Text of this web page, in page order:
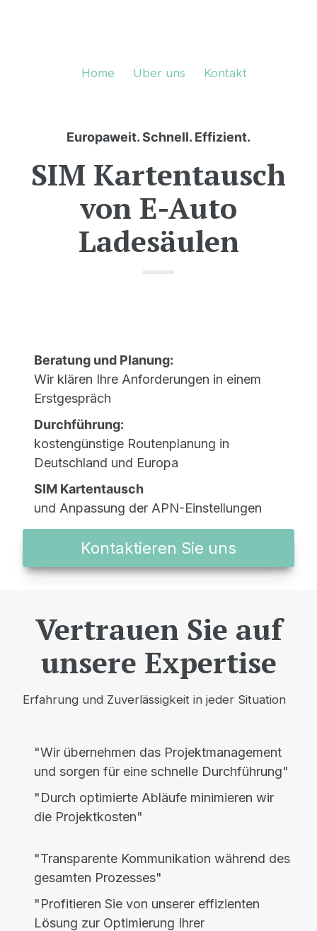
Home Über uns Kontakt
Europaweit. Schnell. Effizient.
SIM Kartentausch
von E-Auto
Ladesäulen
Beratung und Planung:
Wir klären Ihre Anforderungen in einem
Erstgespräch
Durchführung:
kostengünstige Routenplanung in
Deutschland und Europa
SIM Kartentausch
und Anpassung der APN-Einstellungen
Kontaktieren Sie uns
Vertrauen Sie auf
unsere Expertise
Erfahrung und Zuverlässigkeit in jeder Situation
"Wir übernehmen das Projektmanagement
und sorgen für eine schnelle Durchführung"
"Durch optimierte Abläufe minimieren wir
die Projektkosten"
"Transparente Kommunikation während des
gesamten Prozesses"
"Profitieren Sie von unserer effizienten
Lösung zur Optimierung Ihrer